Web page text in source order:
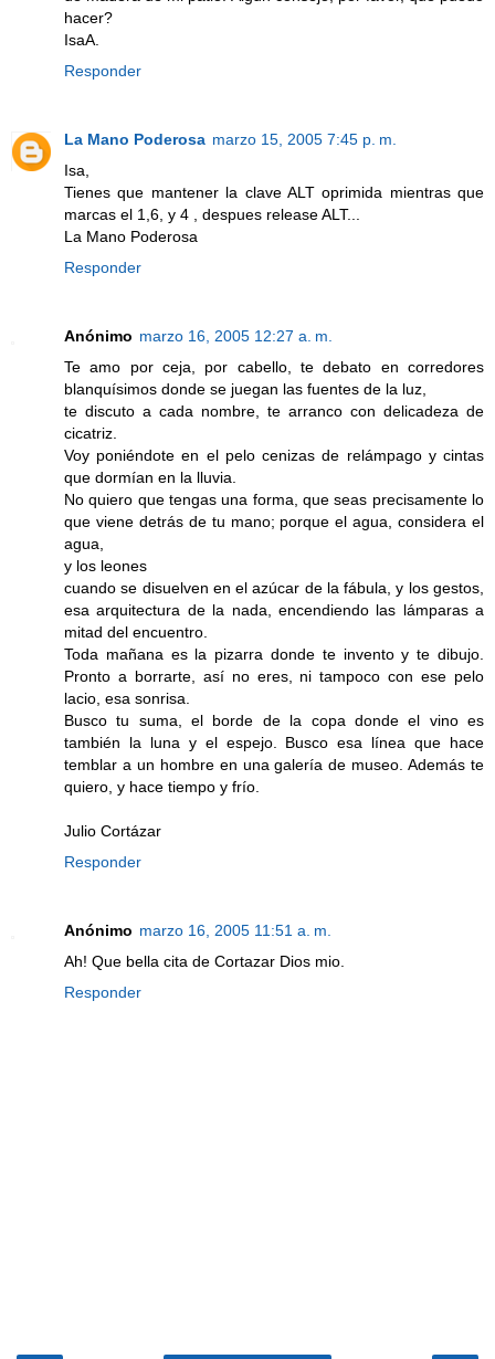
hacer?
IsaA.
Responder
La Mano Poderosa marzo 15, 2005 7:45 p. m.
Isa,
Tienes que mantener la clave ALT oprimida mientras que
marcas el 1,6, y 4 , despues release ALT...
La Mano Poderosa
Responder
Anónimo marzo 16, 2005 12:27 a. m.
Te amo por ceja, por cabello, te debato en corredores
blanquísimos donde se juegan las fuentes de la luz,
te discuto a cada nombre, te arranco con delicadeza de
cicatriz.
Voy poniéndote en el pelo cenizas de relámpago y cintas
que dormían en la lluvia.
No quiero que tengas una forma, que seas precisamente lo
que viene detrás de tu mano; porque el agua, considera el
agua,
y los leones
cuando se disuelven en el azúcar de la fábula, y los gestos,
esa arquitectura de la nada, encendiendo las lámparas a
mitad del encuentro.
Toda mañana es la pizarra donde te invento y te dibujo.
Pronto a borrarte, así no eres, ni tampoco con ese pelo
lacio, esa sonrisa.
Busco tu suma, el borde de la copa donde el vino es
también la luna y el espejo. Busco esa línea que hace
temblar a un hombre en una galería de museo. Además te
quiero, y hace tiempo y frío.
Julio Cortázar
Responder
Anónimo marzo 16, 2005 11:51 a. m.
Ah! Que bella cita de Cortazar Dios mio.
Responder